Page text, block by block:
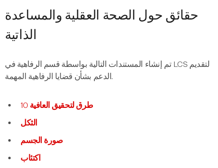
حقائق حول الصحة العقلية والمساعدة
الذاتية
تم إنشاء المستندات التالية بواسطة قسم الرفاهية في LCS لتقديم
الدعم بشأن قضايا الرفاهية المهمة.
10 طرق لتحقيق العافية
الثكل
صورة الجسم
اكتئاب